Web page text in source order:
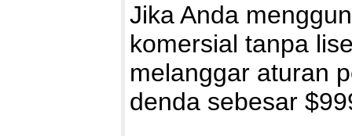
Jika Anda
komersial tanpa
melanggar aturan
denda sebesar